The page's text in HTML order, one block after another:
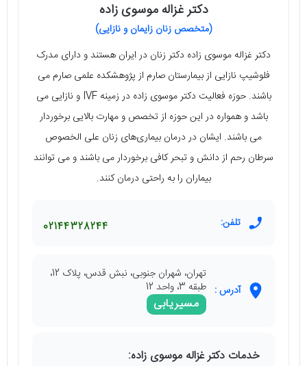
دکتر غزاله موسوی زاده
(متخصص زنان زایمان و نازایی)
دکتر غزاله موسوی زاده دکتر زنان در ایران هستند و دارای مدرک
فلوشیپ نازایی از بیمارستان صارم از پژوهشکده علمی صارم می
باشند. حوزه فعالیت دکتر موسوی زاده در زمینه IVF و نازایی می
باشد و همواره در این حوزه از تخصص و مهارت بالایی برخوردار
می باشند. ایشان در درمان بیماری‌های زنان علی الخصوص
سرطان رحم از دانش و تبحر کافی برخوردار می باشند و می توانند
بیماران را به راحتی درمان کنند.
تلفن: 02144328244
آدرس :
تهران، شهران جنوبی، نبش قدس، پلاک 12،
طبقه 3، واحد 12
مسیریابی
خدمات دکتر غزاله موسوی زاده: